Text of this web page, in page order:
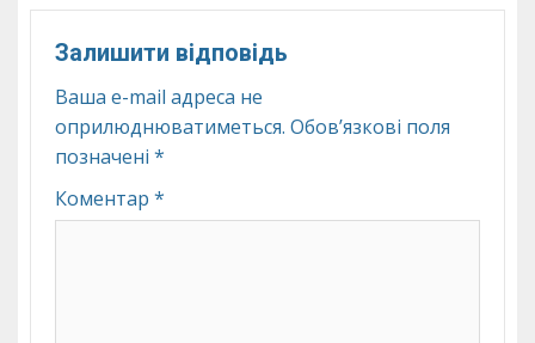
Залишити відповідь
Ваша e-mail адреса не
оприлюднюватиметься. Обов’язкові поля
позначені *
Коментар *